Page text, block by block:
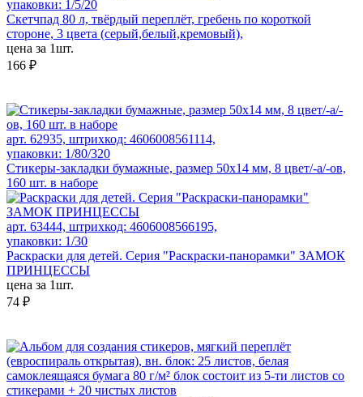
упаковки: 1/5/20
Скетчпад 80 л, твёрдый переплёт, гребень по короткой
стороне, 3 цвета (серый,белый,кремовый),
цена за 1шт.
166 ₽
арт. 62935, штрихкод: 4606008561114,
упаковки: 1/80/320
Стикеры-закладки бумажные, размер 50x14 мм, 8 цвет/-а/-ов,
160 шт. в наборе
арт. 63444, штрихкод: 4606008566195,
упаковки: 1/30
Раскраски для детей. Серия "Раскраски-панорамки" ЗАМОК
ПРИНЦЕССЫ
цена за 1шт.
74 ₽